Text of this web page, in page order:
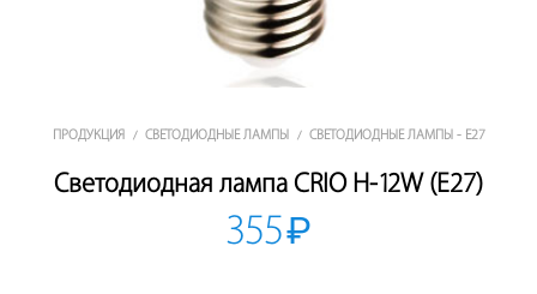
ПРОДУКЦИЯ / СВЕТОДИОДНЫЕ ЛАМПЫ / СВЕТОДИОДНЫЕ ЛАМПЫ - E27
Светодиодная лампа CRIO H-12W (E27)
355₽